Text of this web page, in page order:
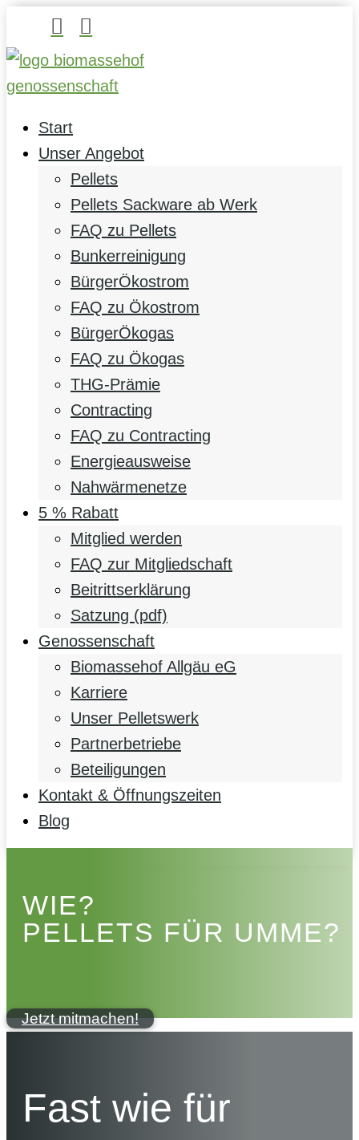
 
Start
Unser Angebot
Pellets
Pellets Sackware ab Werk
FAQ zu Pellets
Bunkerreinigung
BürgerÖkostrom
FAQ zu Ökostrom
BürgerÖkogas
FAQ zu Ökogas
THG-Prämie
Contracting
FAQ zu Contracting
Energieausweise
Nahwärmenetze
5 % Rabatt
Mitglied werden
FAQ zur Mitgliedschaft
Beitrittserklärung
Satzung (pdf)
Genossenschaft
Biomassehof Allgäu eG
Karriere
Unser Pelletswerk
Partnerbetriebe
Beteiligungen
Kontakt & Öffnungszeiten
Blog
WIE?
PELLETS FÜR UMME?
Jetzt mitmachen!
Fast wie für